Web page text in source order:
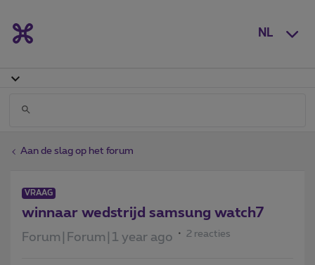
NL
Aan de slag op het forum
VRAAG
winnaar wedstrijd samsung watch7
Forum|Forum|1 year ago 2 reacties